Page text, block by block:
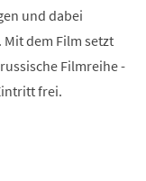
und dabei
dem Film setzt
Filmreihe -
frei.